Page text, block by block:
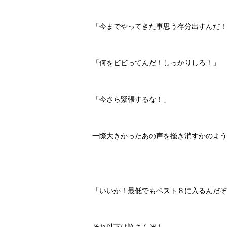
「今までやってきた事思う存分出すんだ！
「何をビビってんだ！しっかりしろ！」
「今さら緊張するな！」
一際大きかったあの声を掻き消すかのよう
「いいか！最低でもベスト８に入るんだぞ